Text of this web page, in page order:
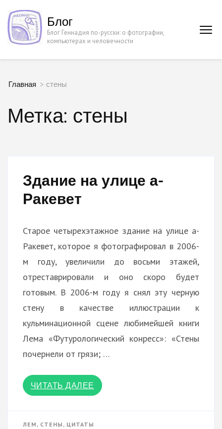
Перейти
содержимому
Блог
Блог Геннадия по-русски: о фотографии,
компьютерах и человечности
Главная > стены
Метка: стены
Здание на улице а-
Ракевет
Старое четырехэтажное здание на улице а-
Ракевет, которое я фотографировал в 2006-
м году, увеличили до восьми этажей,
отреставрировали и оно скоро будет
готовым. В 2006-м году я снял эту черную
стену в качестве иллюстрации к
кульминационной сцене любимейшей книги
Лема «Футурологический конресс»: «Стены
почернели от грязи; …
ЧИТАТЬ ДАЛЕЕ
ЛЕМ , СТЕНЫ , ЦИТАТЫ